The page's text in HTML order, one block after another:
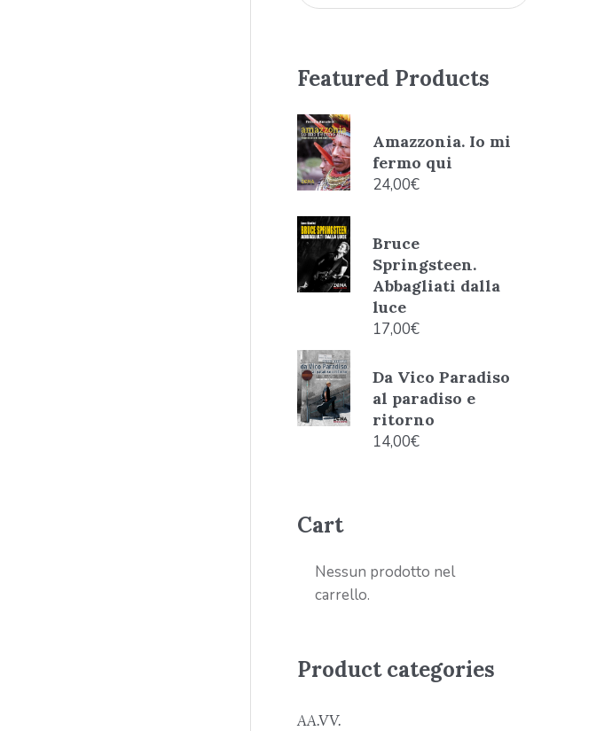
Featured Products
Amazzonia. Io mi
fermo qui
24,00€
Bruce
Springsteen.
Abbagliati dalla
luce
17,00€
Da Vico Paradiso
al paradiso e
ritorno
14,00€
Cart
Nessun prodotto nel
carrello.
Product categories
AA.VV.